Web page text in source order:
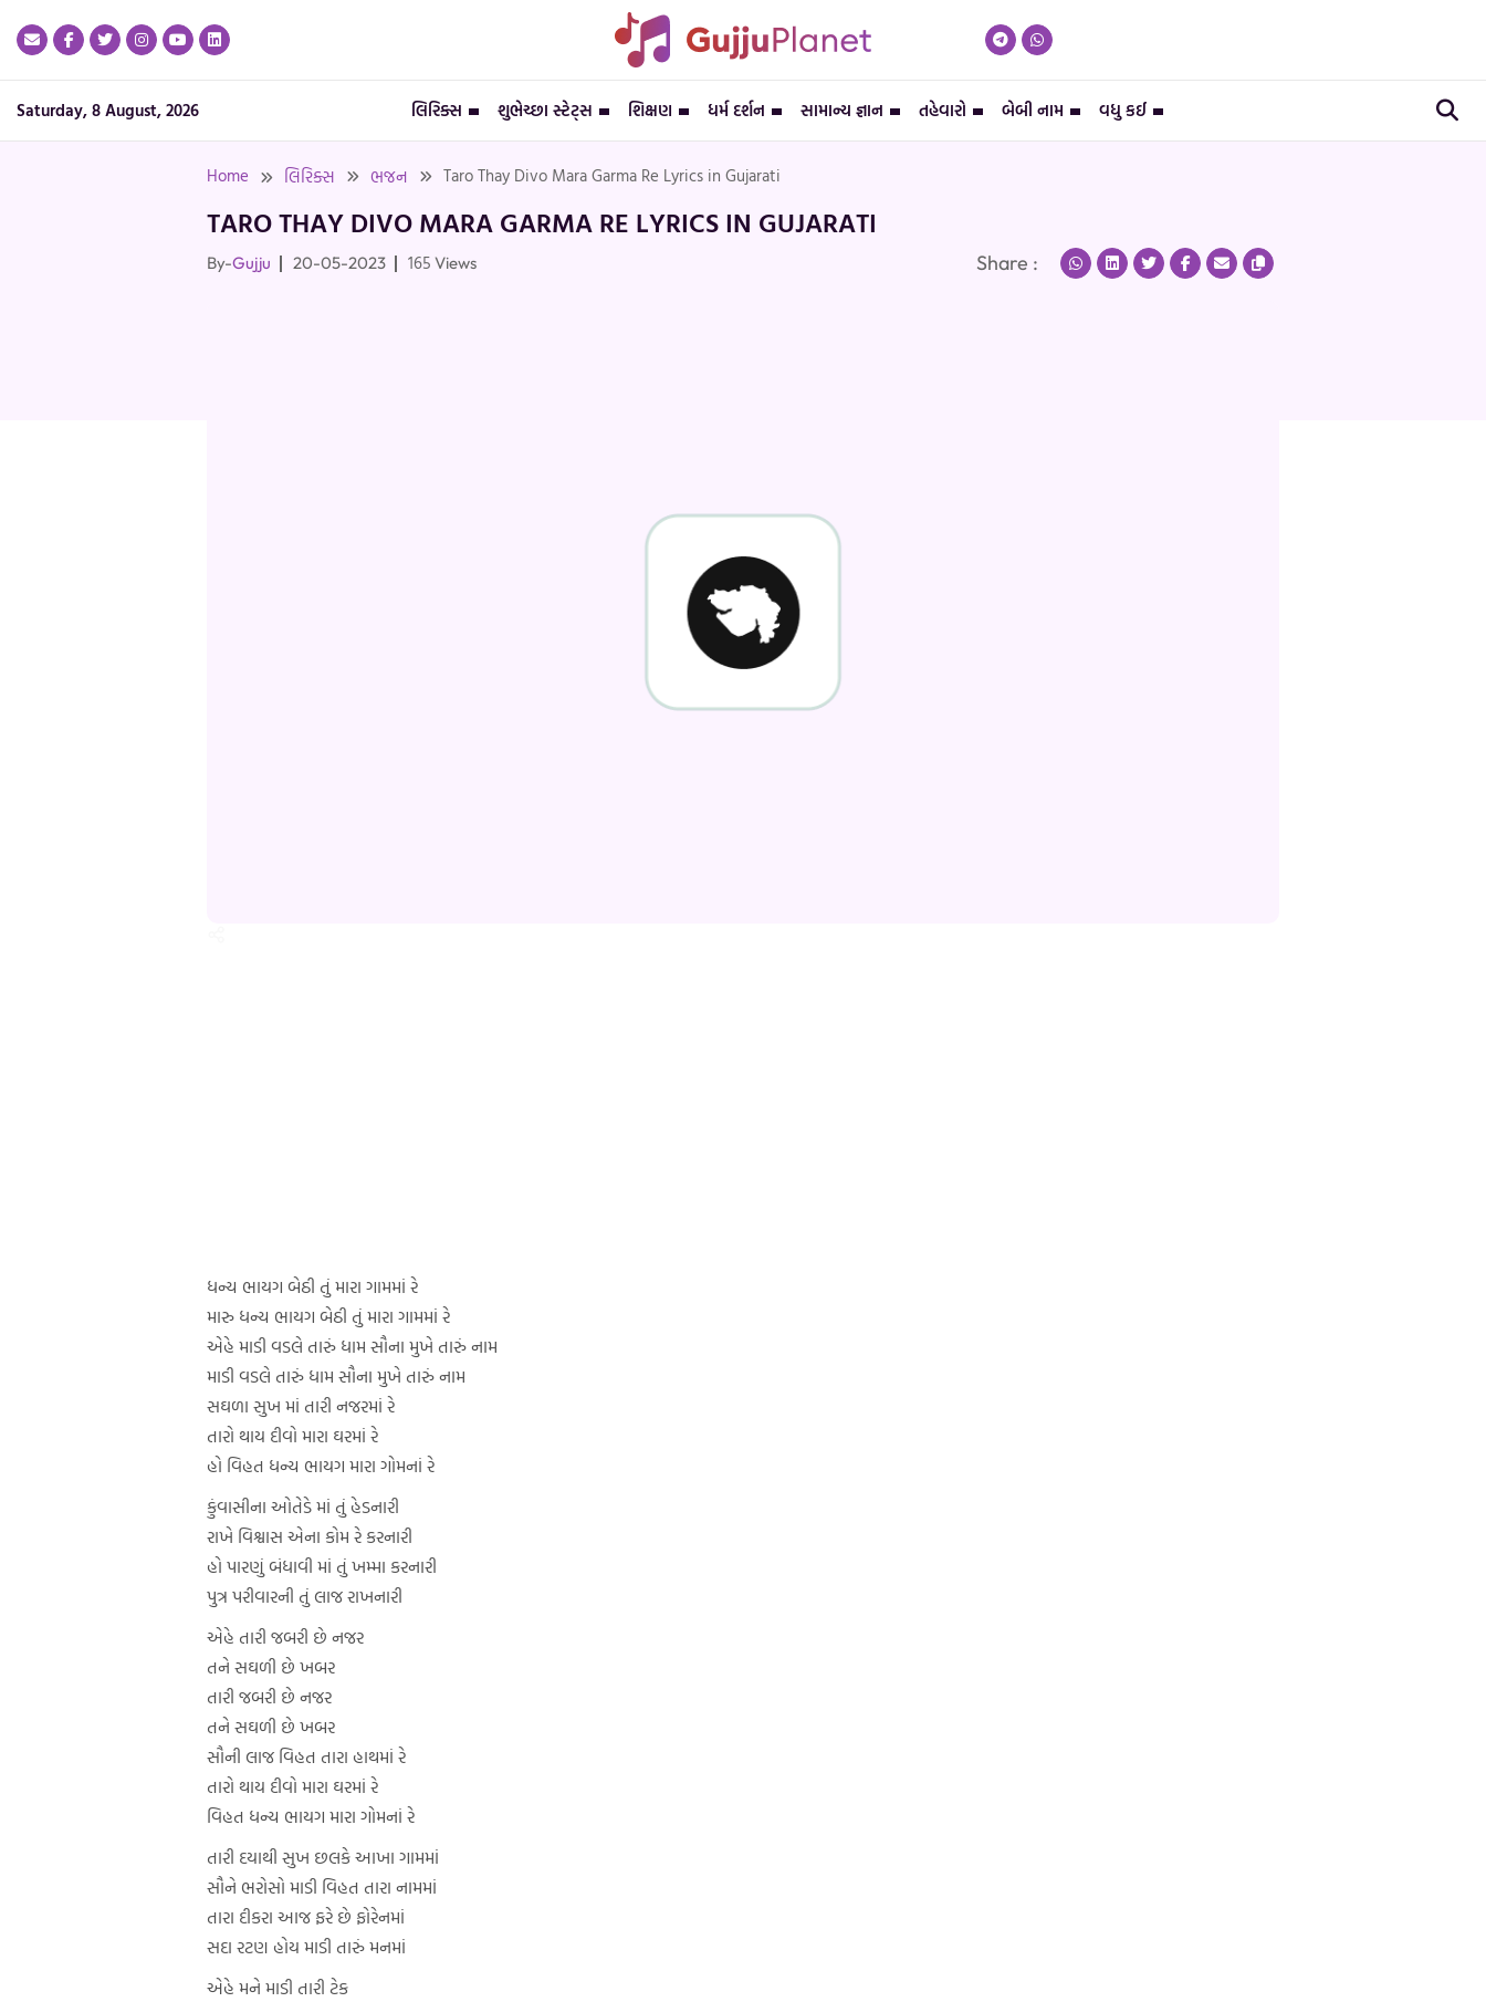
Saturday, 8 August, 2026 લિરિક્સ શુભેચ્છા સ્ટેટ્સ શિક્ષણ ધર્મ દર્શન સામાન્ય જ્ઞાન તહેવારો બેબી નામ વધુ કઈ
Home લિરિક્સ ભજન Taro Thay Divo Mara Garma Re Lyrics in Gujarati
TARO THAY DIVO MARA GARMA RE LYRICS IN GUJARATI
By-Gujju 20-05-2023 165 Views Share :
ધન્ય ભાયગ બેઠી તું મારા ગામમાં રે
મારુ ધન્ય ભાયગ બેઠી તું મારા ગામમાં રે
એહે માડી વડલે તારું ધામ સૌના મુખે તારું નામ
માડી વડલે તારું ધામ સૌના મુખે તારું નામ
સઘળા સુખ માં તારી નજરમાં રે
તારો થાય દીવો મારા ઘરમાં રે
હો વિહત ધન્ય ભાયગ મારા ગોમનાં રે
કુંવાસીના ઓતેડે માં તું હેડનારી
રાખે વિશ્વાસ એના કોમ રે કરનારી
હો પારણું બંધાવી માં તું ખમ્મા કરનારી
પુત્ર પરીવારની તું લાજ રાખનારી
એહે તારી જબરી છે નજર
તને સઘળી છે ખબર
તારી જબરી છે નજર
તને સઘળી છે ખબર
સૌની લાજ વિહત તારા હાથમાં રે
તારો થાય દીવો મારા ઘરમાં રે
વિહત ધન્ય ભાયગ મારા ગોમનાં રે
તારી દયાથી સુખ છલકે આખા ગામમાં
સૌને ભરોસો માડી વિહત તારા નામમાં
તારા દીકરા આજ ફરે છે ફોરેનમાં
સદા રટણ હોય માડી તારું મનમાં
એહે મને માડી તારી ટેક